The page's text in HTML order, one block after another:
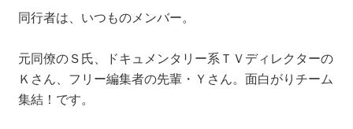
同行者は、いつものメンバー。
元同僚のＳ氏、ドキュメンタリー系ＴＶディレクターの
Ｋさん、フリー編集者の先輩・Ｙさん。面白がりチーム
集結！です。